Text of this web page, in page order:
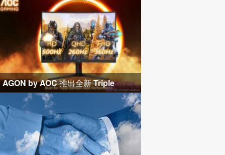
AGON by AOC 推出全新 Triple
Refresh Rate 電競顯示器